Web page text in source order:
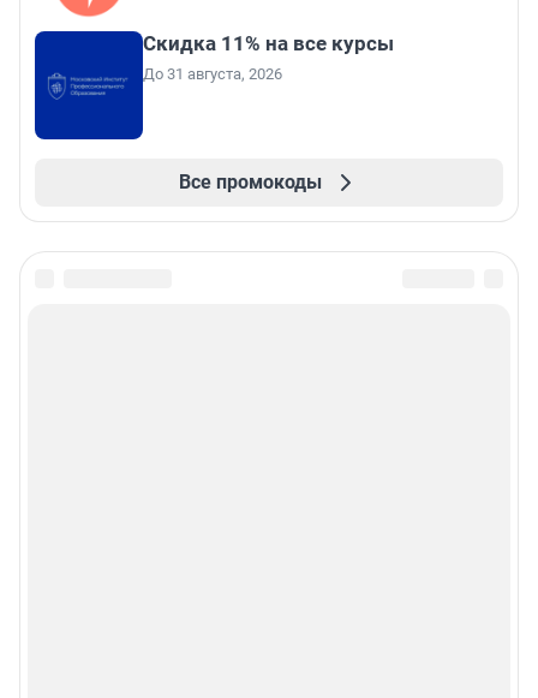
Скидка 11% на все курсы
До 31 августа, 2026
Все промокоды